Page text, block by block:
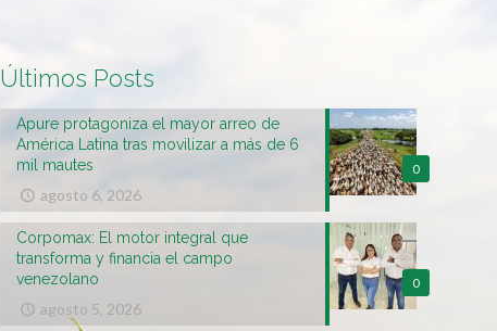
Últimos Posts
0
Apure protagoniza el mayor arreo de
América Latina tras movilizar a más de 6
mil mautes
agosto 6, 2026
0
Corpomax: El motor integral que
transforma y financia el campo
venezolano
agosto 5, 2026